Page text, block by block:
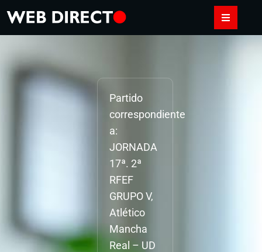
Partido
correspondiente
a:
JORNADA
17ª. 2ª
RFEF
GRUPO V,
Atlético
Mancha
Real – UD